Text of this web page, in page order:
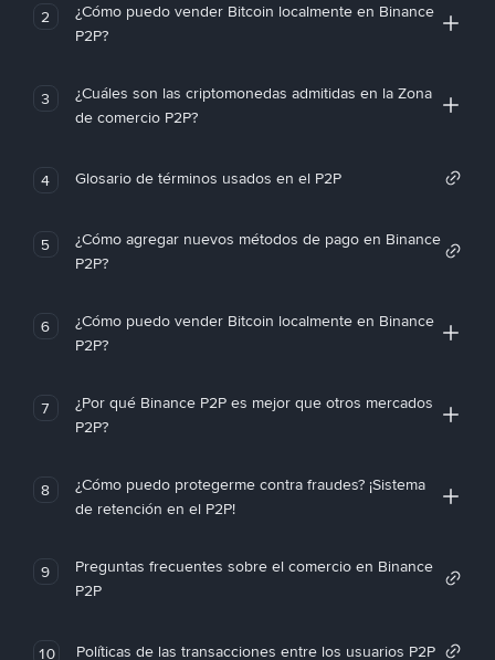
2
¿Cómo puedo vender Bitcoin localmente en Binance
P2P?
3
¿Cuáles son las criptomonedas admitidas en la Zona
de comercio P2P?
4 Glosario de términos usados en el P2P
5
¿Cómo agregar nuevos métodos de pago en Binance
P2P?
6
¿Cómo puedo vender Bitcoin localmente en Binance
P2P?
7
¿Por qué Binance P2P es mejor que otros mercados
P2P?
8
¿Cómo puedo protegerme contra fraudes? ¡Sistema
de retención en el P2P!
9
Preguntas frecuentes sobre el comercio en Binance
P2P
10 Políticas de las transacciones entre los usuarios P2P